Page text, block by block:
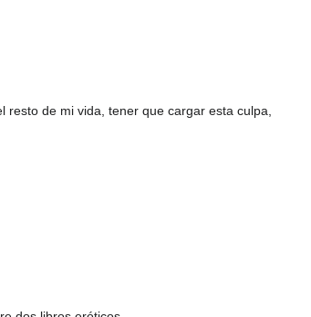
de mi vida, tener que cargar esta culpa,